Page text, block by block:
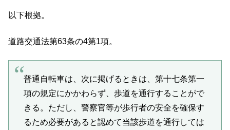
以下根拠。
道路交通法第63条の4第1項。
普通自転車は、次に掲げるときは、第十七条第一
項の規定にかかわらず、歩道を通行することがで
きる。ただし、警察官等が歩行者の安全を確保す
るため必要があると認めて当該歩道を通行しては